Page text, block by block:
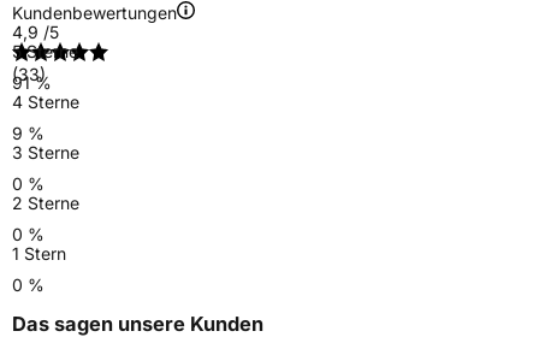
Kundenbewertungen
4,9 /5
(33)
5 Sterne
91 %
4 Sterne
9 %
3 Sterne
0 %
2 Sterne
0 %
1 Stern
0 %
Das sagen unsere Kunden